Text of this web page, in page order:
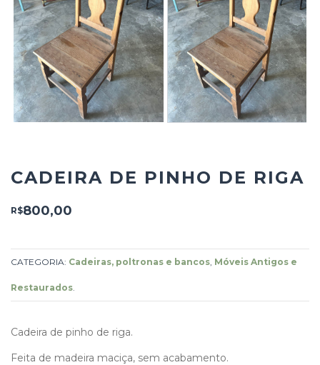
CADEIRA DE PINHO DE RIGA
R$800,00
CATEGORIA: Cadeiras, poltronas e bancos Móveis Antigos e
Restaurados
Cadeira de pinho de riga.
Feita de madeira maciça, sem acabamento.